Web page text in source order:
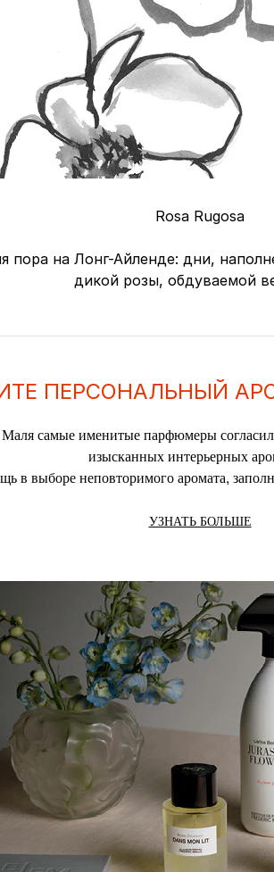
Rosa Rugosa
пора на Лонг-Айленде: дни,
дикой розы, обдуваемой
ПЕРСОНАЛЬНЫЙ
самые именитые парфюмеры
изысканных интерьерных
в выборе неповторимого аромата,
УЗНАТЬ БОЛЬШЕ